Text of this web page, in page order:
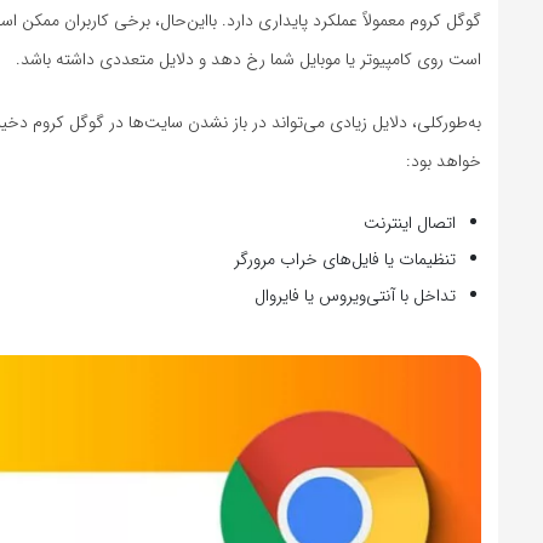
گوگل کروم معمولاً عملکرد پایداری دارد. بااین‌حال، برخی کاربران
است روی کامپیوتر یا موبایل شما رخ دهد و دلایل متعددی داشته باشد.
به‌طورکلی، دلایل زیادی می‌تواند در باز نشدن سایت‌ها در گوگل کروم
خواهد بود:
اتصال اینترنت
تنظیمات یا فایل‌های خراب مرورگر
تداخل با آنتی‌ویروس یا فایروال